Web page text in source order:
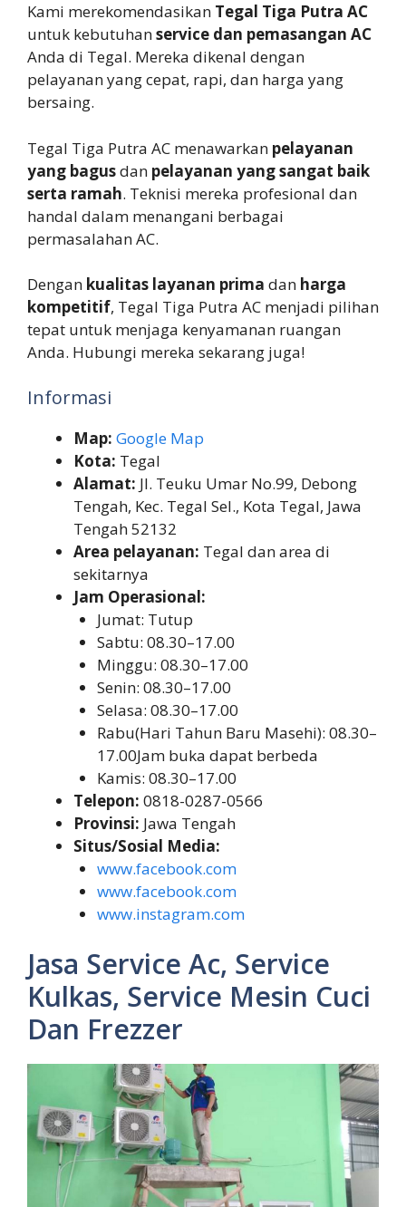
Kami merekomendasikan Tegal Tiga Putra AC
untuk kebutuhanservice dan pemasangan AC
Anda di Tegal. Mereka dikenal dengan
pelayanan yang cepat, rapi, dan harga yang
bersaing.
Tegal Tiga Putra AC menawarkan pelayanan
yang bagusdan pelayanan yang sangat baik
serta ramah. Teknisi mereka profesional dan
handal dalam menangani berbagai
permasalahan AC.
Dengan kualitas layanan prima dan harga
kompetitif, Tegal Tiga Putra AC menjadi pilihan
tepat untuk menjaga kenyamanan ruangan
Anda. Hubungi mereka sekarang juga!
Informasi
Map: Google Map
Kota: Tegal
Alamat: Jl. Teuku Umar No.99, Debong
Tengah, Kec. Tegal Sel., Kota Tegal, Jawa
Tengah 52132
Area pelayanan: Tegal dan area di
sekitarnya
Jam Operasional:
Jumat: Tutup
Sabtu: 08.30–17.00
Minggu: 08.30–17.00
Senin: 08.30–17.00
Selasa: 08.30–17.00
Rabu(Hari Tahun Baru Masehi): 08.30–
17.00Jam buka dapat berbeda
Kamis: 08.30–17.00
Telepon: 0818-0287-0566
Provinsi: Jawa Tengah
Situs/Sosial Media:
www.facebook.com
www.facebook.com
www.instagram.com
Jasa Service Ac, Service
Kulkas, Service Mesin Cuci
Dan Frezzer